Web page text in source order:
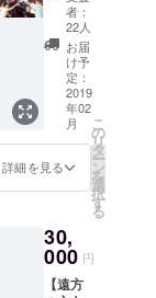
がござ
いま
す。お
披露目
会は2月
下旬の
日曜日
を予定
してお
りま
す。
シャツ
イズS・
M・L）
（色ブ
ラッ
者：
22人
お届
け予
定：
2019
年02
月
詳細を見る
こ
の
リ
タ
ー
ン
を
選
択
す
る
30,
000 円
【遠方